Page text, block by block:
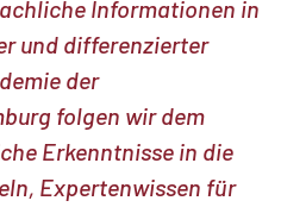
Informationen in
und differenzierter
der
folgen wir dem
Erkenntnisse in die
Expertenwissen für